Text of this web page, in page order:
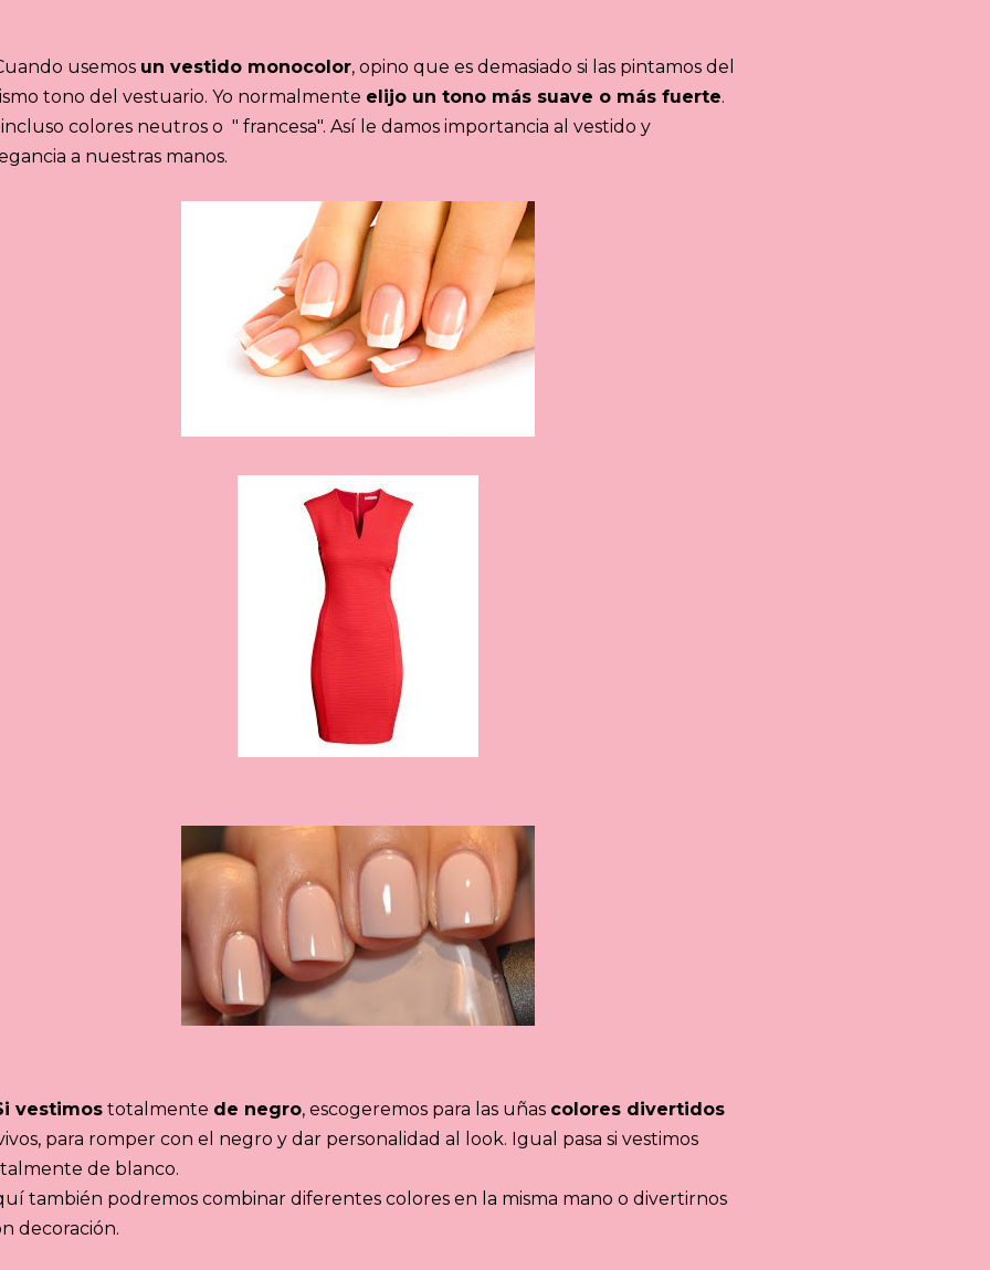
usemos un vestido monocolor, opino que es demasiado si las pintamos del
tono del vestuario. Yo normalmente elijo un tono más suave o más fuerte.
colores neutros o " francesa". Así le damos importancia al vestido y
a nuestras manos.
vestimos totalmente de negro, escogeremos para las uñas colores divertidos
para romper con el negro y dar personalidad al look. Igual pasa si vestimos
de blanco.
también podremos combinar diferentes colores en la misma mano o divertirnos
decoración.